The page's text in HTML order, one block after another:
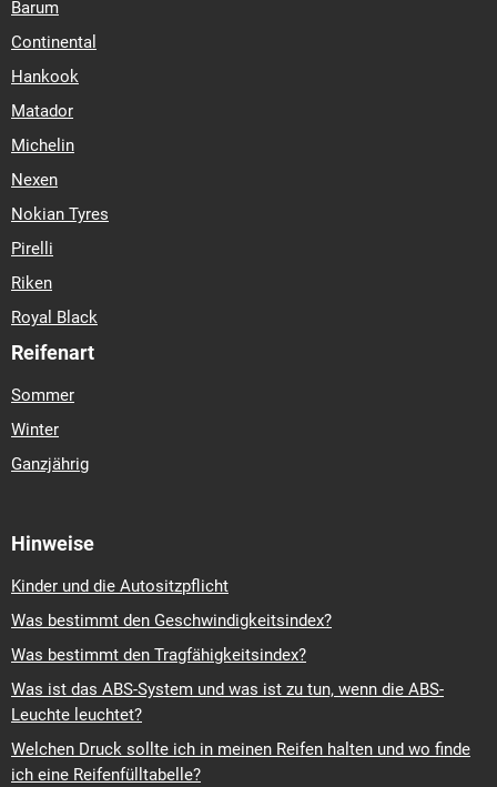
Barum
Continental
Hankook
Matador
Michelin
Nexen
Nokian Tyres
Pirelli
Riken
Royal Black
Reifenart
Sommer
Winter
Ganzjährig
Hinweise
Kinder und die Autositzpflicht
Was bestimmt den Geschwindigkeitsindex?
Was bestimmt den Tragfähigkeitsindex?
Was ist das ABS-System und was ist zu tun, wenn die ABS-
Leuchte leuchtet?
Welchen Druck sollte ich in meinen Reifen halten und wo finde
ich eine Reifenfülltabelle?